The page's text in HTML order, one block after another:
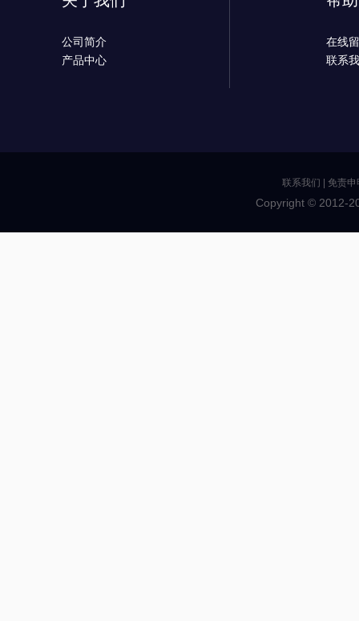
公司简介
产品中心
在线
联系
联系我们 免责申
Copyright © 2012-